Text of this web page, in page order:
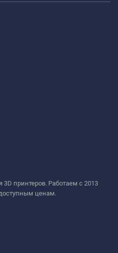
принтеров. Работаем с 2013
ценам.